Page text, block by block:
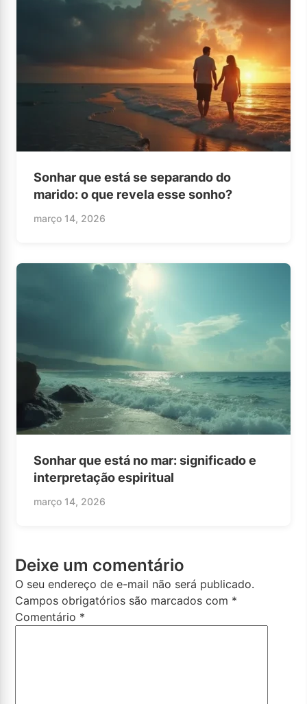
Sonhar que está se separando do
marido: o que revela esse sonho?
março 14, 2026
Sonhar que está no mar: significado e
interpretação espiritual
março 14, 2026
Deixe um comentário
O seu endereço de e-mail não será publicado.
Campos obrigatórios são marcados com *
Comentário *